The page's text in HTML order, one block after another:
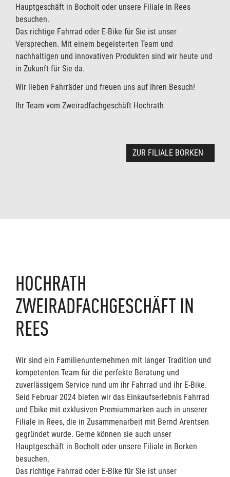
Hauptgeschäft in Bocholt oder unsere Filiale in Rees
besuchen.
Das richtige Fahrrad oder E-Bike für Sie ist unser
Versprechen. Mit einem begeisterten Team und
nachhaltigen und innovativen Produkten sind wir heute und
in Zukunft für Sie da.
Wir lieben Fahrräder und freuen uns auf Ihren Besuch!
Ihr Team vom Zweiradfachgeschäft Hochrath
ZUR FILIALE BORKEN
HOCHRATH
ZWEIRADFACHGESCHÄFT IN
REES
Wir sind ein Familienunternehmen mit langer Tradition und
kompetenten Team für die perfekte Beratung und
zuverlässigem Service rund um ihr Fahrrad und ihr E-Bike.
Seid Februar 2024 bieten wir das Einkaufserlebnis Fahrrad
und Ebike mit exklusiven Premiummarken auch in unserer
Filiale in Rees, die in Zusammenarbeit mit Bernd Arentsen
gegründet wurde. Gerne können sie auch unser
Hauptgeschäft in Bocholt oder unsere Filiale in Borken
besuchen.
Das richtige Fahrrad oder E-Bike für Sie ist unser